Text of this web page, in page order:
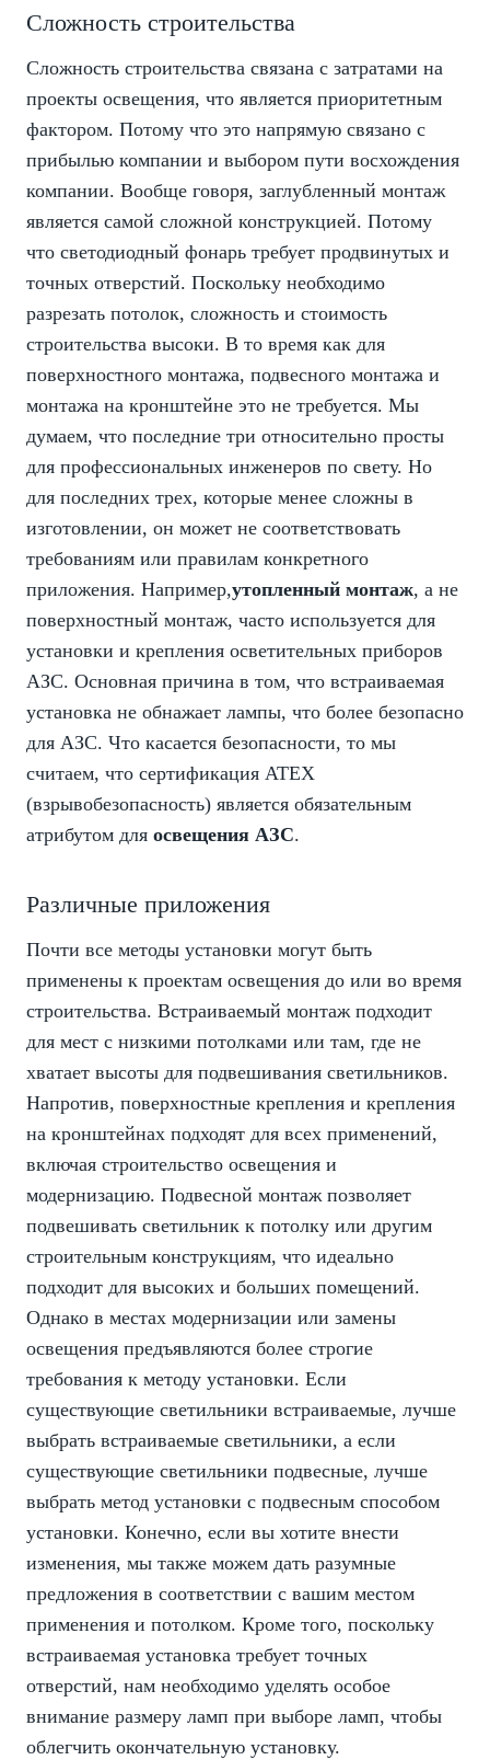
Сложность строительства
Сложность строительства связана с затратами на
проекты освещения, что является приоритетным
фактором. Потому что это напрямую связано с
прибылью компании и выбором пути восхождения
компании. Вообще говоря, заглубленный монтаж
является самой сложной конструкцией. Потому
что светодиодный фонарь требует продвинутых и
точных отверстий. Поскольку необходимо
разрезать потолок, сложность и стоимость
строительства высоки. В то время как для
поверхностного монтажа, подвесного монтажа и
монтажа на кронштейне это не требуется. Мы
думаем, что последние три относительно просты
для профессиональных инженеров по свету. Но
для последних трех, которые менее сложны в
изготовлении, он может не соответствовать
требованиям или правилам конкретного
приложения. Например,утопленный монтаж, а не
поверхностный монтаж, часто используется для
установки и крепления осветительных приборов
АЗС. Основная причина в том, что встраиваемая
установка не обнажает лампы, что более безопасно
для АЗС. Что касается безопасности, то мы
считаем, что сертификация ATEX
(взрывобезопасность) является обязательным
атрибутом для освещения АЗС.
Различные приложения
Почти все методы установки могут быть
применены к проектам освещения до или во время
строительства. Встраиваемый монтаж подходит
для мест с низкими потолками или там, где не
хватает высоты для подвешивания светильников.
Напротив, поверхностные крепления и крепления
на кронштейнах подходят для всех применений,
включая строительство освещения и
модернизацию. Подвесной монтаж позволяет
подвешивать светильник к потолку или другим
строительным конструкциям, что идеально
подходит для высоких и больших помещений.
Однако в местах модернизации или замены
освещения предъявляются более строгие
требования к методу установки. Если
существующие светильники встраиваемые, лучше
выбрать встраиваемые светильники, а если
существующие светильники подвесные, лучше
выбрать метод установки с подвесным способом
установки. Конечно, если вы хотите внести
изменения, мы также можем дать разумные
предложения в соответствии с вашим местом
применения и потолком. Кроме того, поскольку
встраиваемая установка требует точных
отверстий, нам необходимо уделять особое
внимание размеру ламп при выборе ламп, чтобы
облегчить окончательную установку.